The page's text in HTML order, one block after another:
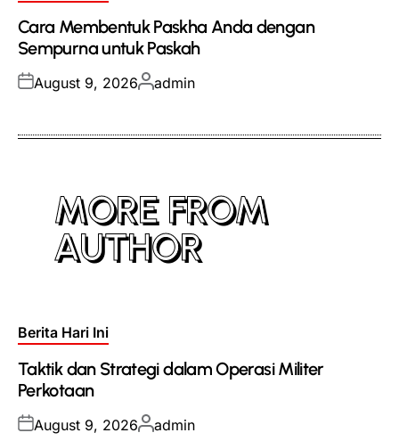
Cara Membentuk Paskha Anda dengan
Sempurna untuk Paskah
Posted
August 9, 2026Posted
admin
MORE FROM
AUTHOR
Posted
Berita Hari Ini
Taktik dan Strategi dalam Operasi Militer
Perkotaan
Posted
August 9, 2026Posted
admin